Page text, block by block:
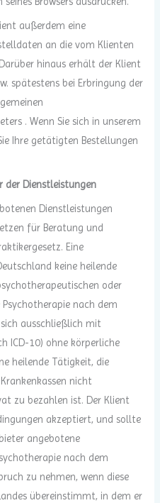
außerdem eine
an die vom Klienten
hinaus erhält der Klient
spätestens bei Erbringung der
. Wenn Sie sich in unserem
Ihre getätigten Bestellungen
der Dienstleistungen
Dienstleistungen
für Beratung und
Eine
keine heilende
oder
nach dem
ausschließlich mit
ICD-10) ohne körperliche
heilende Tätigkeit, die
nicht
zu bezahlen ist. Der Klient
akzeptiert, und sollte
angebotene
nach dem
zu nehmen, wenn diese
übereinstimmt, in dem er